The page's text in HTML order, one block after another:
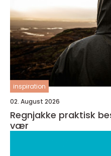
inspiration
02. August 2026
Regnjakke praktisk beskyttelse i all slags
vær